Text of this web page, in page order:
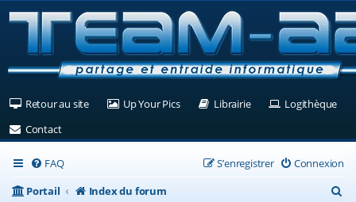
Retour au site(Ouvre un nouvel onglet)
Up Your Pics(Ouvre un nouvel onglet)
Librairie(Ouvre un nouvel
Logithèque
Contact(Ouvre un nouvel onglet)
FAQ Connexion
S’enregistrer
Portail
Index du forum